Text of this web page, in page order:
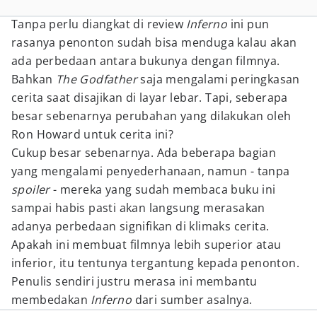
Tanpa perlu diangkat di review Inferno ini pun
rasanya penonton sudah bisa menduga kalau akan
ada perbedaan antara bukunya dengan filmnya.
Bahkan The Godfathersaja mengalami peringkasan
cerita saat disajikan di layar lebar. Tapi, seberapa
besar sebenarnya perubahan yang dilakukan oleh
Ron Howard untuk cerita ini?
Cukup besar sebenarnya. Ada beberapa bagian
yang mengalami penyederhanaan, namun - tanpa
spoiler- mereka yang sudah membaca buku ini
sampai habis pasti akan langsung merasakan
adanya perbedaan signifikan di klimaks cerita.
Apakah ini membuat filmnya lebih superior atau
inferior, itu tentunya tergantung kepada penonton.
Penulis sendiri justru merasa ini membantu
membedakan Inferno dari sumber asalnya.